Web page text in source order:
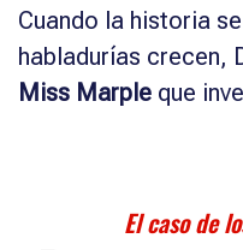
Cuando la historia
habladurías crecen,
Miss Marple que
El caso de